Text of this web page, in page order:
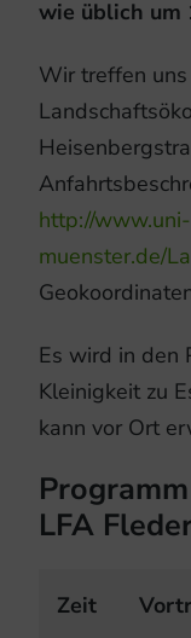
wie üblich um
Wir treffen
http://www.uni-
muenster.de/
Es wird in den
Kleinigkeit zu
kann vor Ort
LFA
Zeit